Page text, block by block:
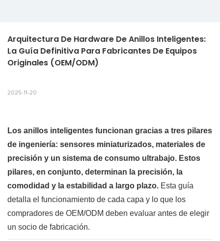
Arquitectura De Hardware De Anillos Inteligentes:
La Guía Definitiva Para Fabricantes De Equipos
Originales (OEM/ODM)
2025-11-20
Los anillos inteligentes funcionan gracias a tres pilares
de ingeniería: sensores miniaturizados, materiales de
precisión y un sistema de consumo ultrabajo. Estos
pilares, en conjunto, determinan la precisión, la
comodidad y la estabilidad a largo plazo. Esta guía
detalla el funcionamiento de cada capa y lo que los
compradores de OEM/ODM deben evaluar antes de elegir
un socio de fabricación.